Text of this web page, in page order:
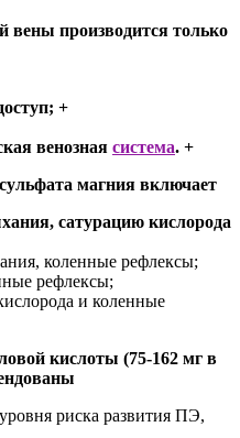
вены производится только
+
венозная система. +
магния включает
сатурацию кислорода
коленные рефлексы;
рефлексы;
и коленные
кислоты (75-162 мг в
риска развития ПЭ,